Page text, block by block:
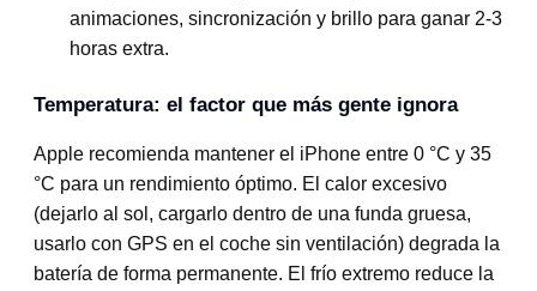
animaciones, sincronización y brillo para ganar 2-3
horas extra.
Temperatura: el factor que más gente ignora
Apple recomienda mantener el iPhone entre 0 °C y 35
°C para un rendimiento óptimo. El calor excesivo
(dejarlo al sol, cargarlo dentro de una funda gruesa,
usarlo con GPS en el coche sin ventilación) degrada la
batería de forma permanente. El frío extremo reduce la